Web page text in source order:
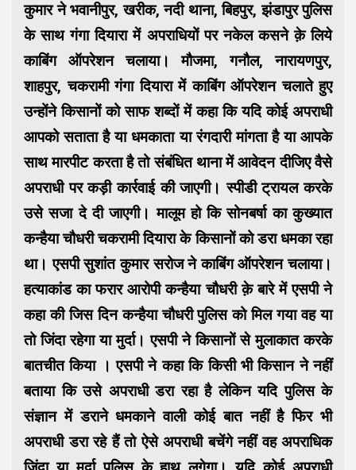
कुमार ने भवानीपुर, खरीक, नदी थाना, बिहपुर, झंडापुर पुलिस
के साथ गंगा दियारा में अपराधियों पर नकेल कसने क़े लिये
काबिंग ऑपरेशन चलाया। मौजमा, गनौल, नारायणपुर,
शाहपुर, चकरामी गंगा दियारा में काबिंग ऑपरेशन चलाते हुए
उन्होंने किसानों को साफ शब्दों में कहा कि यदि कोई अपराधी
आपको सताता है या धमकाता या रंगदारी मांगता है या आपके
साथ मारपीट करता है तो संबंधित थाना में आवेदन दीजिए वैसे
अपराधी पर कड़ी कार्रवाई की जाएगी। स्पीडी ट्रायल करके
उसे सजा दे दी जाएगी। मालूम हो कि सोनबर्षा का कुख्यात
कन्हैया चौधरी चकरामी दियारा के किसानों को डरा धमका रहा
था। एसपी सुशांत कुमार सरोज ने काबिंग ऑपरेशन चलाया।
हत्याकांड का फरार आरोपी कन्हैया चौधरी क़े बारे में एसपी ने
कहा की जिस दिन कन्हैया चौधरी पुलिस को मिल गया वह या
तो जिंदा रहेगा या मुर्दा। एसपी ने किसानों से मुलाकात करके
बातचीत किया । एसपी ने कहा कि किसी भी किसान ने नहीं
बताया कि उसे अपराधी डरा रहा है लेकिन यदि पुलिस के
संज्ञान में डराने धमकाने वाली कोई बात नहीं है फिर भी
अपराधी डरा रहे हैं तो ऐसे अपराधी बचेंगे नहीं वह अपराधिक